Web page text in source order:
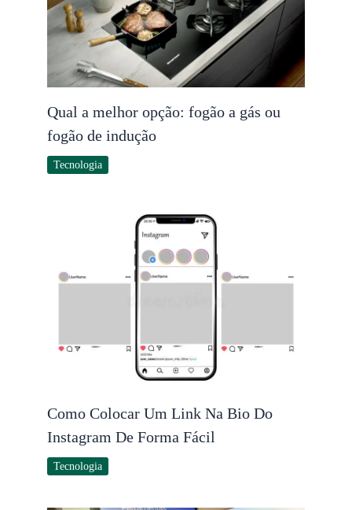
Qual a melhor opção: fogão a gás ou
fogão de indução
Tecnologia
Como Colocar Um Link Na Bio Do
Instagram De Forma Fácil
Tecnologia